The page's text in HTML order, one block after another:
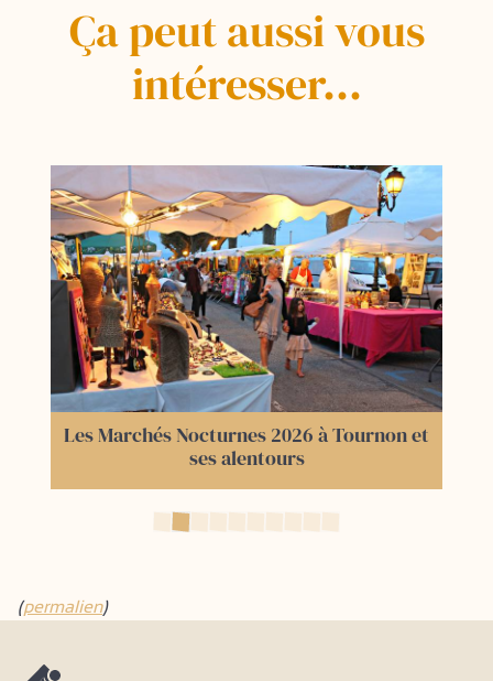
Ça peut aussi vous
intéresser...
Les Marchés Nocturnes 2026 à Tournon et
ses alentours
(permalien)